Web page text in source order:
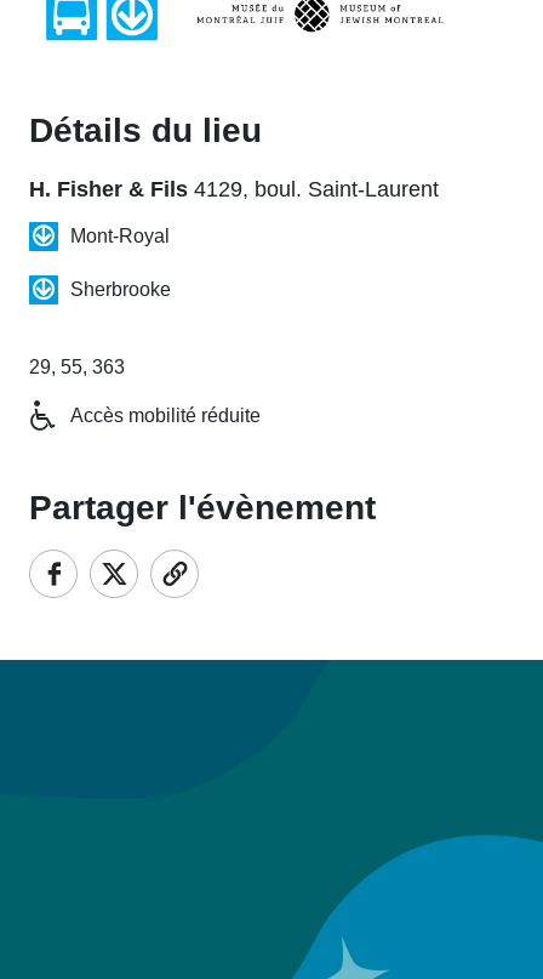
Détails du lieu
H. Fisher & Fils 4129, boul. Saint-Laurent
Mont-Royal
Sherbrooke
29, 55, 363
Accès mobilité réduite
Partager l'évènement